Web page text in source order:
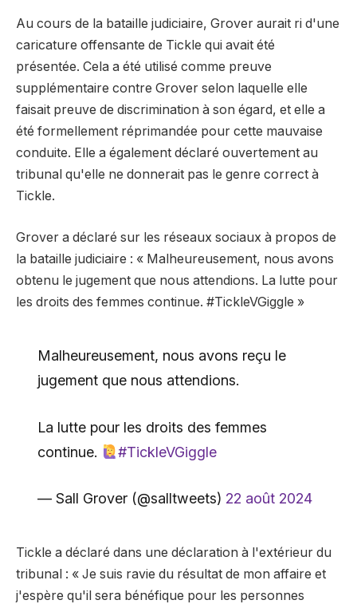
Au cours de la bataille judiciaire, Grover aurait ri d'une
caricature offensante de Tickle qui avait été
présentée. Cela a été utilisé comme preuve
supplémentaire contre Grover selon laquelle elle
faisait preuve de discrimination à son égard, et elle a
été formellement réprimandée pour cette mauvaise
conduite. Elle a également déclaré ouvertement au
tribunal qu'elle ne donnerait pas le genre correct à
Tickle.
Grover a déclaré sur les réseaux sociaux à propos de
la bataille judiciaire : « Malheureusement, nous avons
obtenu le jugement que nous attendions. La lutte pour
les droits des femmes continue. #TickleVGiggle »
Malheureusement, nous avons reçu le
jugement que nous attendions.
La lutte pour les droits des femmes
continue.
#TickleVGiggle
— Sall Grover (@salltweets) 22 août 2024
Tickle a déclaré dans une déclaration à l'extérieur du
tribunal : « Je suis ravie du résultat de mon affaire et
j'espère qu'il sera bénéfique pour les personnes